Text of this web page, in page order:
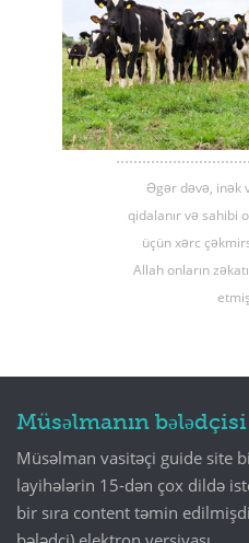
Əgər dəvə, inək
qidalanır və sahibi
üçün xərc
Allah onların
Müsəlmanın bələdçisi
Müsəlman vasitəçi guide site
layihələrin 15-dən çox dildə
bir sıra content təmin